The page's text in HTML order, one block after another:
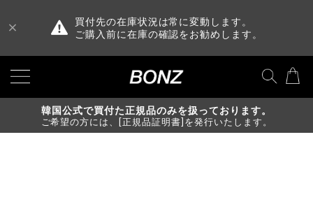
買付先の在庫状況は常に変動します。
ご購入前に在庫の確認をお勧めします。
韓国公式で買付た正規品のみを扱っております。
ご希望の方には、[正規品証明書]を発行いたします。